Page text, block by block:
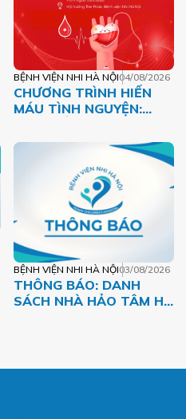
BỆNH VIỆN NHI HÀ NỘI04/08/2026
CHƯƠNG TRÌNH HIẾN
MÁU TÌNH NGUYỆN:
TÁM – MỘT DÒNG MÁU
BỆNH VIỆN NHI HÀ NỘI03/08/2026
THÔNG BÁO: DANH
SÁCH NHÀ HẢO TÂM HỖ